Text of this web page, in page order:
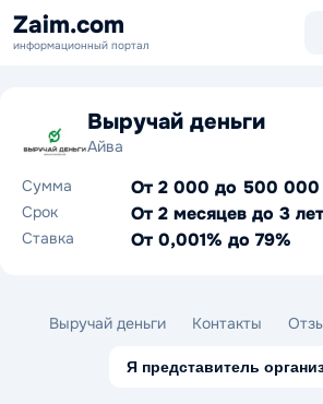
Zaim.com
информационный портал
Выручай деньги
Айва
Сумма
От 2 000 до 500
Срок От 2 месяцев до 3 лет
Ставка От 0,001% до 79%
Выручай деньги Контакты
Я представитель